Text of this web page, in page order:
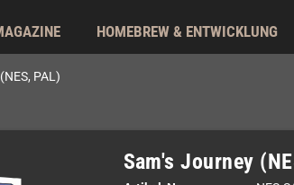
HOMEBREW & ENTWICKLUNG
PAL)
Sam's Journey